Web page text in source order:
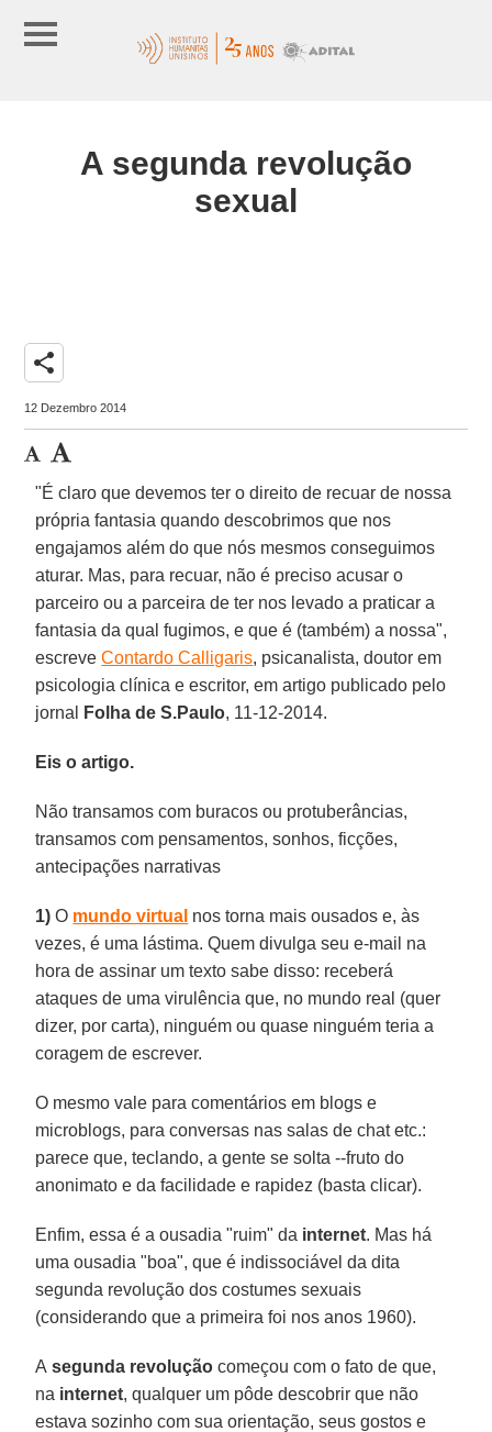
A segunda revolução
sexual
share
12 Dezembro 2014
"É claro que devemos ter o direito de recuar de nossa
própria fantasia quando descobrimos que nos
engajamos além do que nós mesmos conseguimos
aturar. Mas, para recuar, não é preciso acusar o
parceiro ou a parceira de ter nos levado a praticar a
fantasia da qual fugimos, e que é (também) a nossa",
escreve Contardo Calligaris, psicanalista, doutor em
psicologia clínica e escritor, em artigo publicado pelo
jornal
Folha de S.Paulo, 11-12-2014.
Eis o artigo.
Não transamos com buracos ou protuberâncias,
transamos com pensamentos, sonhos, ficções,
antecipações narrativas
1) O mundo virtual nos torna mais ousados e, às
vezes, é uma lástima. Quem divulga seu e-mail na
hora de assinar um texto sabe disso: receberá
ataques de uma virulência que, no mundo real (quer
dizer, por carta), ninguém ou quase ninguém teria a
coragem de escrever.
O mesmo vale para comentários em blogs e
microblogs, para conversas nas salas de chat etc.:
parece que, teclando, a gente se solta --fruto do
anonimato e da facilidade e rapidez (basta clicar).
Enfim, essa é a ousadia "ruim" da internet. Mas há
uma ousadia "boa", que é indissociável da dita
segunda revolução dos costumes sexuais
(considerando que a primeira foi nos anos 1960).
A segunda revolução começou com o fato de que,
na internet, qualquer um pôde descobrir que não
estava sozinho com sua orientação, seus gostos e